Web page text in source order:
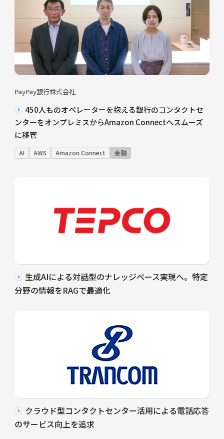
PayPay銀行株式会社
450人ものオペレーターを抱える銀行のコンタクトセ
ンターをオンプレミスからAmazon Connectへスムーズ
に移管
AI AWS Amazon Connect 金融
生成AIによる対話型のナレッジベース実現へ。特定
分野の情報をRAGで最適化
クラウド型コンタクトセンター活用による電話応答
のサービス向上を追求